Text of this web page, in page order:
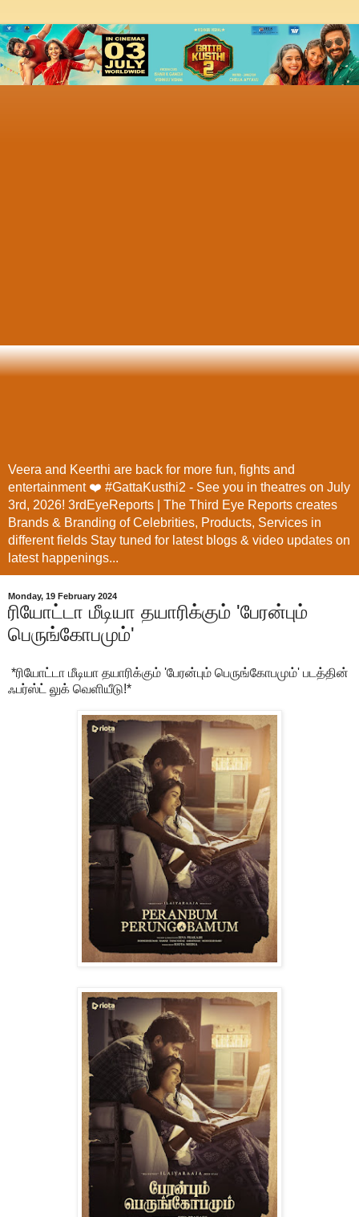
Veera and Keerthi are back for more fun, fights and
entertainment ❤️ #GattaKusthi2 - See you in theatres on July
3rd, 2026! 3rdEyeReports | The Third Eye Reports creates
Brands & Branding of Celebrities, Products, Services in
different fields Stay tuned for latest blogs & video updates on
latest happenings...
Monday, 19 February 2024
ரியோட்டா மீடியா தயாரிக்கும் 'பேரன்பும்
பெருங்கோபமும்'
*ரியோட்டா மீடியா தயாரிக்கும் 'பேரன்பும் பெருங்கோபமும்' படத்தின்
ஃபர்ஸ்ட் லுக் வெளியீடு!*